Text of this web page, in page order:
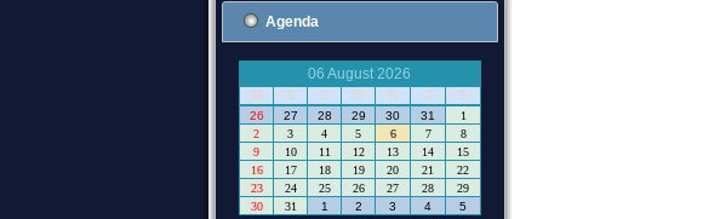
Agenda
06 August 2026
M
S S R K J S
26 27 28 29 30 31
1
2
3 4 5 6 7
8
9
10 11 12 13 14
15
16
17 18 19 20 21
22
23
24 25 26 27 28
29
30
31 1 2 3 4 5